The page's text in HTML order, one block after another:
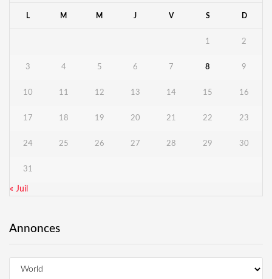
L M M J V S D
1 2
3 4 5 6 7 8 9
10 11 12 13 14 15 16
17 18 19 20 21 22 23
24 25 26 27 28 29 30
31
« Juil
Annonces